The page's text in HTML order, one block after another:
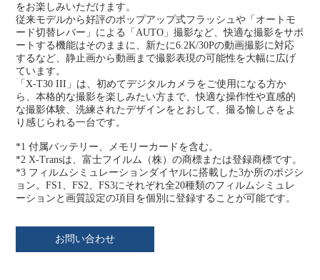
をお楽しみいただけます。
従来モデルから好評のポップアップ式フラッシュや「オートモ
ード切替レバー」による「AUTO」撮影など、快適な撮影をサポ
ートする機能はそのままに、新たに6.2K/30Pの動画撮影に対応
するなど、静止画から動画まで撮影表現の可能性を大幅に広げ
ています。
「X-T30 III」は、初めてデジタルカメラをご使用になる方か
ら、本格的な撮影を楽しみたい方まで、快適な操作性や直感的
な撮影体験、洗練されたデザインをとおして、撮る愉しさをよ
り感じられる一台です。
*1 付属バッテリー、メモリーカードを含む。
*2 X-Transは、富士フイルム（株）の商標または登録商標です。
*3 フィルムシミュレーションダイヤルに搭載した3か所のポジシ
ョン。FS1、FS2、FS3にそれぞれ全20種類のフィルムシミュレ
ーションと画質設定の項目を個別に登録することが可能です。
お問い合わせ